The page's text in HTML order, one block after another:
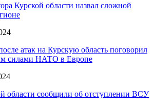
Курской области назвал сложной
атак на Курскую область поговорил
силами НАТО в Европе
области сообщили об отступлении ВСУ